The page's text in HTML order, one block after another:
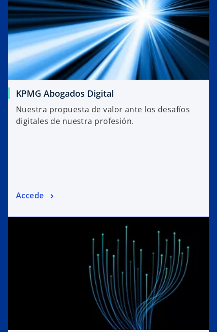
KPMG Abogados Digital
Nuestra propuesta de valor ante los desafíos
digitales de nuestra profesión.
Accede